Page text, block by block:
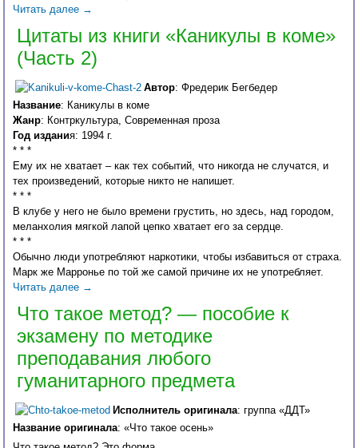
Читать далее →
Цитаты из книги «Каникулы в коме»
(Часть 2)
Автор: Фредерик Бегбедер
Название: Каникулы в коме
Жанр: Контркультура, Современная проза
Год издания: 1994 г.
* * *
Ему их не хватает – как тех событий, что никогда не случатся, и
тех произведений, которые никто не напишет.
* * *
В клубе у него не было времени грустить, но здесь, над городом,
меланхолия мягкой лапой цепко хватает его за сердце.
* * *
Обычно люди употребляют наркотики, чтобы избавиться от страха.
Марк же Марронье по той же самой причине их не употребляет.
Читать далее →
Что такое метод? — пособие к
экзамену по методике
преподавания любого
гуманитарного предмета
Исполнитель оригинала: группа «ДДТ»
Название оригинала: «Что такое осень»